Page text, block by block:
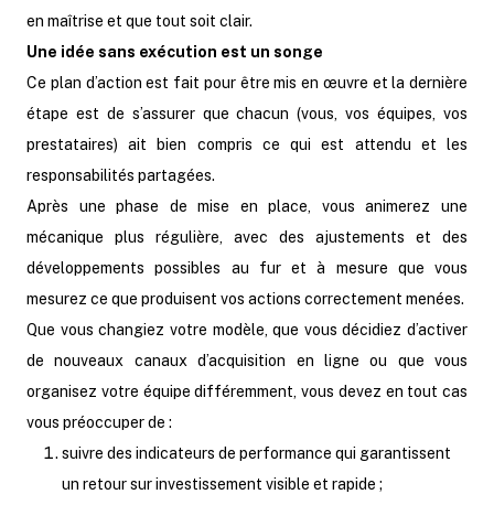
en maîtrise et que tout soit clair.
Une idée sans exécution est un songe
Ce plan d’action est fait pour être mis en œuvre et la dernière
étape est de s’assurer que chacun (vous, vos équipes, vos
prestataires) ait bien compris ce qui est attendu et les
responsabilités partagées.
Après une phase de mise en place, vous animerez une
mécanique plus régulière, avec des ajustements et des
développements possibles au fur et à mesure que vous
mesurez ce que produisent vos actions correctement menées.
Que vous changiez votre modèle, que vous décidiez d’activer
de nouveaux canaux d’acquisition en ligne ou que vous
organisez votre équipe différemment, vous devez en tout cas
vous préoccuper de :
suivre des indicateurs de performance qui garantissent
un retour sur investissement visible et rapide ;